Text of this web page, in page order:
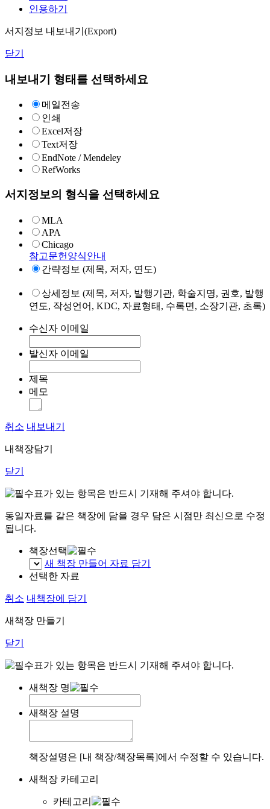
인용하기
서지정보 내보내기(Export)
닫기
내보내기 형태를 선택하세요
메일전송
인쇄
Excel저장
Text저장
EndNote / Mendeley
RefWorks
서지정보의 형식을 선택하세요
MLA
APA
Chicago
참고문헌양식안내
간략정보 (제목, 저자, 연도)
상세정보 (제목, 저자, 발행기관, 학술지명, 권호, 발행
연도, 작성언어, KDC, 자료형태, 수록면, 소장기관, 초록)
수신자 이메일
발신자 이메일
제목
메모
취소 내보내기
내책장담기
닫기
표가 있는 항목은 반드시 기재해 주셔야 합니다.
동일자료를 같은 책장에 담을 경우 담은 시점만 최신으로 수정
됩니다.
책장선택
새 책장 만들어 자료 담기
선택한 자료
취소 내책장에 담기
새책장 만들기
닫기
표가 있는 항목은 반드시 기재해 주셔야 합니다.
새책장 명
새책장 설명
책장설명은 [내 책장/책장목록]에서 수정할 수 있습니다.
새책장 카테고리
카테고리